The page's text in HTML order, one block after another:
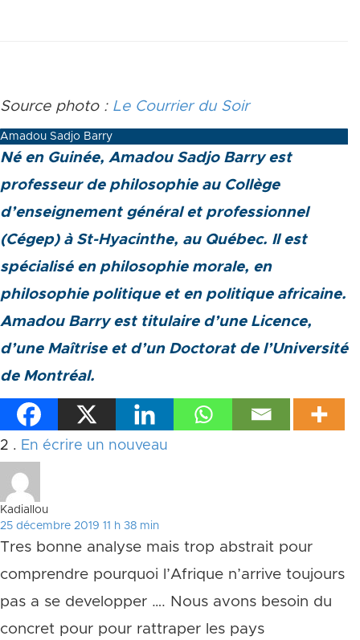
Source photo : Le Courrier du Soir
Amadou Sadjo Barry
Né en Guinée, Amadou Sadjo Barry est
professeur de philosophie au Collège
d’enseignement général et professionnel
(Cégep) à St-Hyacinthe, au Québec. Il est
spécialisé en philosophie morale, en
philosophie politique et en politique africaine.
Amadou Barry est titulaire d’une Licence,
d’une Maîtrise et d’un Doctorat de l’Université
de Montréal.
2 Commentaires
. En écrire un nouveau
Kadiallou
25 décembre 2019 11 h 38 min
Tres bonne analyse mais trop abstrait pour
comprendre pourquoi l’Afrique n’arrive toujours
pas a se developper …. Nous avons besoin du
concret pour pour rattraper les pays